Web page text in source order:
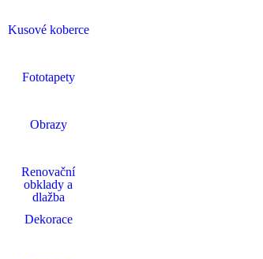
Kusové koberce
Fototapety
Obrazy
Renovační
obklady a
dlažba
Dekorace